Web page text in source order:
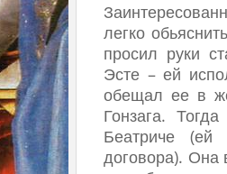
легко
просил руки
Эсте – ей
обещал ее в
Гонзага.
Беатриче
договора). Она